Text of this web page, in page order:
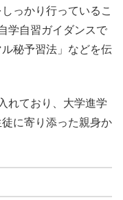
っかり行っているこ
学自習ガイダンスで
秘予習法」などを伝
れており、大学進学
に寄り添った親身か